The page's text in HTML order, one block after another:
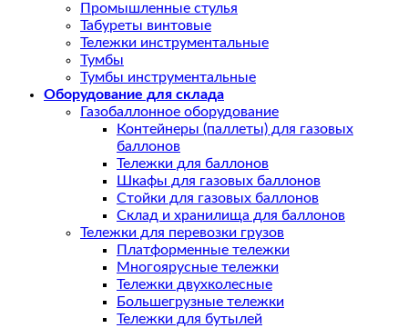
Промышленные стулья
Табуреты винтовые
Тележки инструментальные
Тумбы
Тумбы инструментальные
Оборудование для склада
Газобаллонное оборудование
Контейнеры (паллеты) для газовых
баллонов
Тележки для баллонов
Шкафы для газовых баллонов
Стойки для газовых баллонов
Склад и хранилища для баллонов
Тележки для перевозки грузов
Платформенные тележки
Многоярусные тележки
Тележки двухколесные
Большегрузные тележки
Тележки для бутылей